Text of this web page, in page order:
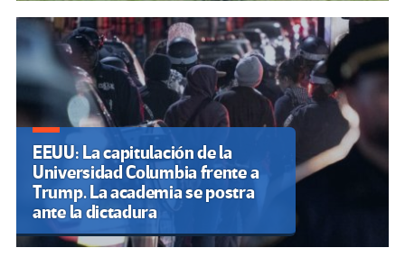
EEUU: La capitulación de la
Universidad Columbia frente a
Trump. La academia se postra
ante la dictadura